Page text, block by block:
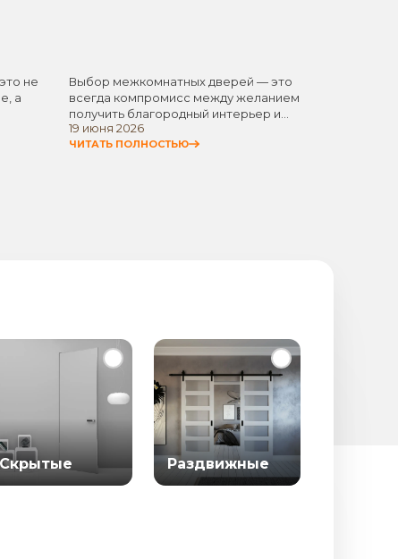
не
а
Выбор межкомнатных дверей — это
всегда компромисс между желанием
получить благородный интерьер и
стремлением не…
19 июня 2026
ЧИТАТЬ ПОЛНОСТЬЮ
Раздвижные